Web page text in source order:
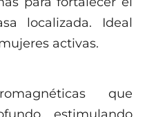
localizada. Ideal
activas.
que
estimulando